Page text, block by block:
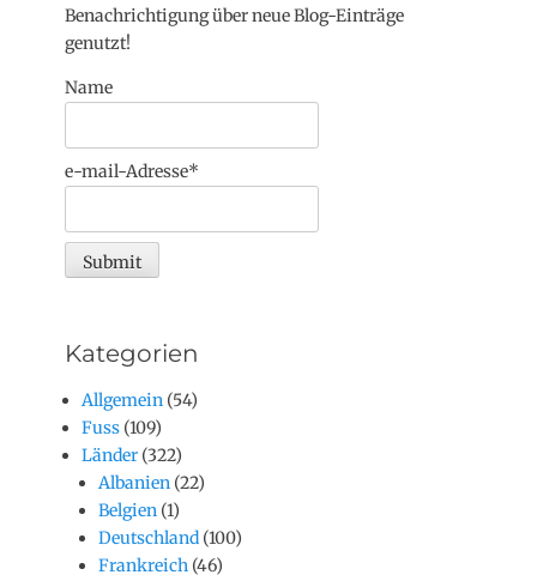
Benachrichtigung über neue Blog-Einträge
genutzt!
Name
e-mail-Adresse*
Kategorien
Allgemein (54)
Fuss (109)
Länder (322)
Albanien (22)
Belgien (1)
Deutschland (100)
Frankreich (46)